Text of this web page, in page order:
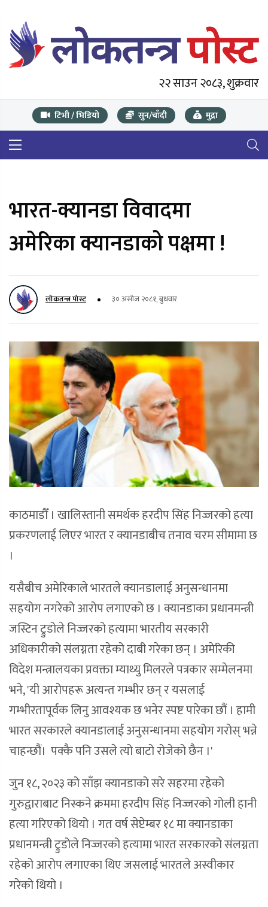
२२ साउन २०८३, शुक्रवार
टिभी / भिडियो सुन/चाँदी मुद्रा
भारत-क्यानडा विवादमा
अमेरिका क्यानडाको पक्षमा !
लोकतन्त्र पोस्ट ३० असोज २०८१, बुधवार
काठमाडौँ । खालिस्तानी समर्थक हरदीप सिंह निज्जरको हत्या
प्रकरणलाई लिएर भारत र क्यानडाबीच तनाव चरम सीमामा छ
।
यसैबीच अमेरिकाले भारतले क्यानडालाई अनुसन्धानमा
सहयोग नगरेको आरोप लगाएको छ । क्यानडाका प्रधानमन्त्री
जस्टिन ट्रुडोले निज्जरको हत्यामा भारतीय सरकारी
अधिकारीको संलग्नता रहेको दाबी गरेका छन् । अमेरिकी
विदेश मन्त्रालयका प्रवक्ता म्याथ्यु मिलरले पत्रकार सम्मेलनमा
भने, 'यी आरोपहरू अत्यन्त गम्भीर छन् र यसलाई
गम्भीरतापूर्वक लिनु आवश्यक छ भनेर स्पष्ट पारेका छौं । हामी
भारत सरकारले क्यानडालाई अनुसन्धानमा सहयोग गरोस् भन्ने
चाहन्छौं। पक्कै पनि उसले त्यो बाटो रोजेको छैन ।'
जुन १८, २०२३ को साँझ क्यानडाको सरे सहरमा रहेको
गुरुद्वाराबाट निस्कने क्रममा हरदीप सिंह निज्जरको गोली हानी
हत्या गरिएको थियो । गत वर्ष सेप्टेम्बर १८ मा क्यानडाका
प्रधानमन्त्री ट्रुडोले निज्जरको हत्यामा भारत सरकारको संलग्नता
रहेको आरोप लगाएका थिए जसलाई भारतले अस्वीकार
गरेको थियो ।